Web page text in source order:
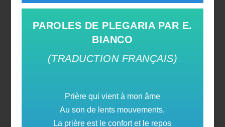
PAROLES DE PLEGARIA PAR E.
BIANCO
(TRADUCTION FRANÇAIS)
Prière qui vient à mon âme
Au son de lents mouvements,
La prière est le confort et le repos